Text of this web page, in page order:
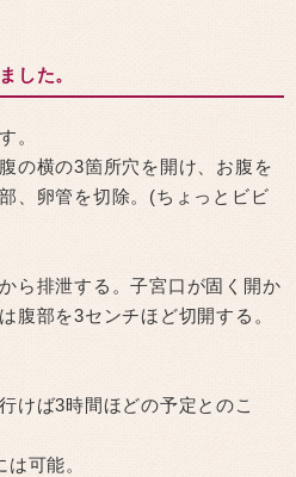
した。
。
の横の3箇所穴を開け、お腹を
、卵管を切除。(ちょっとビビ
ら排泄する。子宮口が固く開か
腹部を3センチほど切開する。
けば3時間ほどの予定とのこ
可能。